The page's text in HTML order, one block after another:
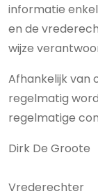
informatie
en de
wijze
Afhankelijk van
regelmatig
regelmatige
Dirk De
Vrederechter